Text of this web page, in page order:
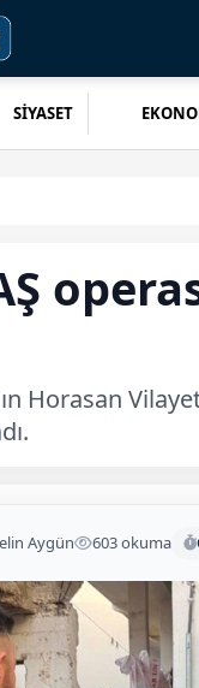
SİYASET
Horasan
Aygün 603 okuma